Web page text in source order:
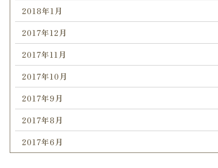
2018年1月
2017年12月
2017年11月
2017年10月
2017年9月
2017年8月
2017年6月